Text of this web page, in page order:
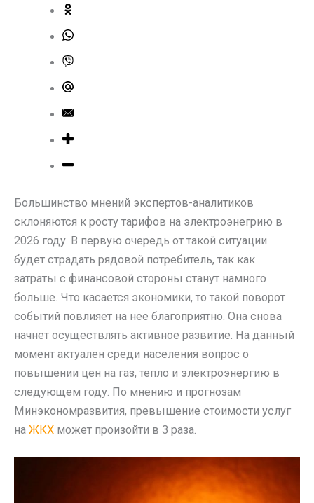
Большинство мнений экспертов-аналитиков
склоняются к росту тарифов на электроэнегрию в
2026 году. В первую очередь от такой ситуации
будет страдать рядовой потребитель, так как
затраты с финансовой стороны станут намного
больше. Что касается экономики, то такой поворот
событий повлияет на нее благоприятно. Она снова
начнет осуществлять активное развитие. На данный
момент актуален среди населения вопрос о
повышении цен на газ, тепло и электроэнергию в
следующем году. По мнению и прогнозам
Минэкономразвития, превышение стоимости услуг
на ЖКХ может произойти в 3 раза.